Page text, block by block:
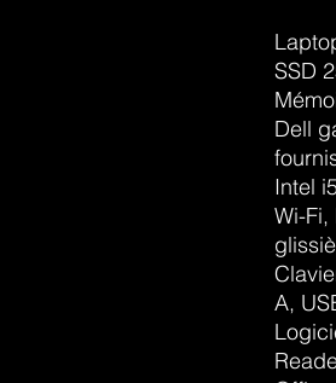
SSD
Dell
Intel
Wi-
A,